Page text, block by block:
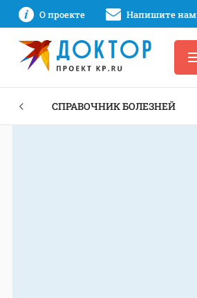
О проекте Напишите нам
СПРАВОЧНИК БОЛЕЗНЕЙ